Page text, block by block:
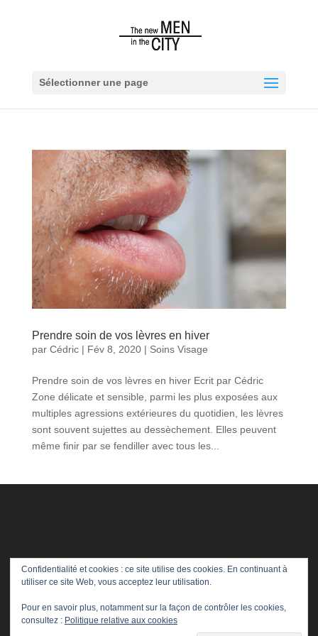
Sélectionner une page
Prendre soin de vos lèvres en hiver
par Cédric| Fév 8, 2020| Soins Visage
Prendre soin de vos lèvres en hiver Ecrit par Cédric
Zone délicate et sensible, parmi les plus exposées aux
multiples agressions extérieures du quotidien, les lèvres
sont souvent sujettes au dessèchement. Elles peuvent
même finir par se fendiller avec tous les...
Confidentialité et cookies : ce site utilise des cookies. En continuant à
utiliser ce site Web, vous acceptez leur utilisation.
Pour en savoir plus, notamment sur la façon de contrôler les cookies,
consultez : Politique relative aux cookies